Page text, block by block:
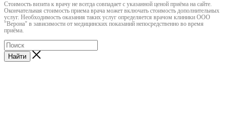
Cтоимость визита к врачу не всегда совпадает с указанной ценой приёма на сайте.
Окончательная стоимость приема врача может включать стоимость дополнительных
услуг. Необходимость оказания таких услуг определяется врачом клиники ООО
"Верона" в зависимости от медицинских показаний непосредственно во время
приёма.
Найти